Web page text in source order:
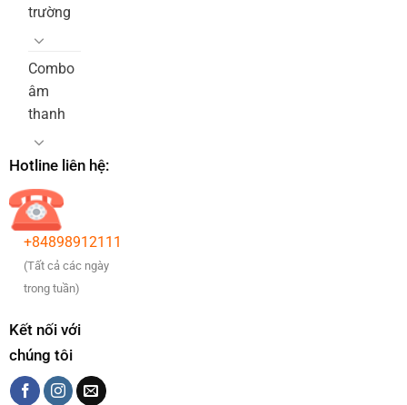
trường
Combo
âm
thanh
Hotline liên hệ:
+84898912111
(Tất cả các ngày
trong tuần)
Kết nối với
chúng tôi